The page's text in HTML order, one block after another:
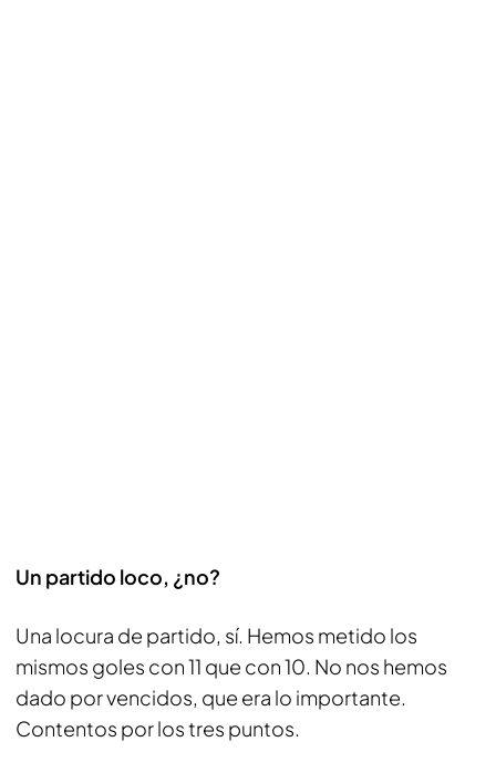
Un partido loco, ¿no?
Una locura de partido, sí. Hemos metido los
mismos goles con 11 que con 10. No nos hemos
dado por vencidos, que era lo importante.
Contentos por los tres puntos.